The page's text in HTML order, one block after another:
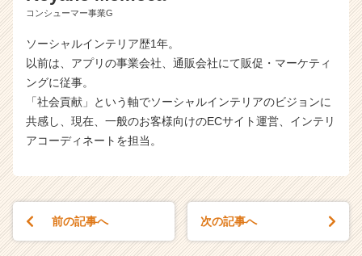
コンシューマー事業G
ソーシャルインテリア歴1年。
以前は、アプリの事業会社、通販会社にて販促・マーケティ
ングに従事。
「社会貢献」という軸でソーシャルインテリアのビジョンに
共感し、現在、一般のお客様向けのECサイト運営、インテリ
アコーディネートを担当。
前の記事へ 次の記事へ